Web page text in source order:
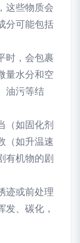
这些物质会
分可能包括
时，会包裹
量水分和空
油污等结
（如固化剂
（如升温速
有机物的剧
迹或前处理
、碳化，